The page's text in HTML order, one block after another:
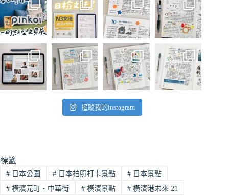
追蹤我的instagram
標籤
#日本公園 #日本拍照打卡景點 # 日本景點
#橫濱元町・中華街 #橫濱景點 # 橫濱港未來 21